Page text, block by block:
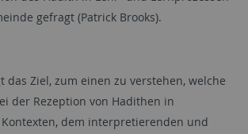
gefragt (Patrick Brooks).
das Ziel, zum einen zu verstehen, welche
der Rezeption von Hadithen in
dem interpretierenden und